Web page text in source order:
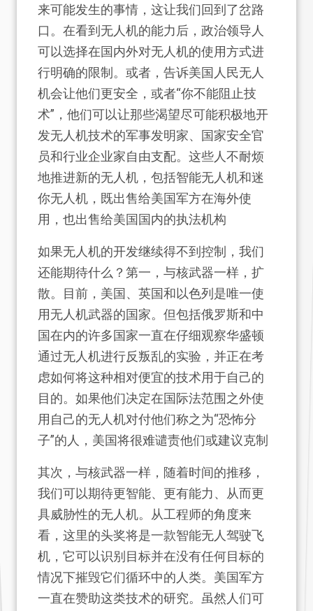
来可能发生的事情，这让我们回到了岔路
口。在看到无人机的能力后，政治领导人
可以选择在国内外对无人机的使用方式进
行明确的限制。或者，告诉美国人民无人
机会让他们更安全，或者“你不能阻止技
术”，他们可以让那些渴望尽可能积极地开
发无人机技术的军事发明家、国家安全官
员和行业企业家自由支配。这些人不耐烦
地推进新的无人机，包括智能无人机和迷
你无人机，既出售给美国军方在海外使
用，也出售给美国国内的执法机构
如果无人机的开发继续得不到控制，我们
还能期待什么？第一，与核武器一样，扩
散。目前，美国、英国和以色列是唯一使
用无人机武器的国家。但包括俄罗斯和中
国在内的许多国家一直在仔细观察华盛顿
通过无人机进行反叛乱的实验，并正在考
虑如何将这种相对便宜的技术用于自己的
目的。如果他们决定在国际法范围之外使
用自己的无人机对付他们称之为“恐怖分
子”的人，美国将很难谴责他们或建议克制
其次，与核武器一样，随着时间的推移，
我们可以期待更智能、更有能力、从而更
具威胁性的无人机。从工程师的角度来
看，这里的头奖将是一款智能无人驾驶飞
机，它可以识别目标并在没有任何目标的
情况下摧毁它们循环中的人类。美国军方
一直在赞助这类技术的研究。虽然人们可